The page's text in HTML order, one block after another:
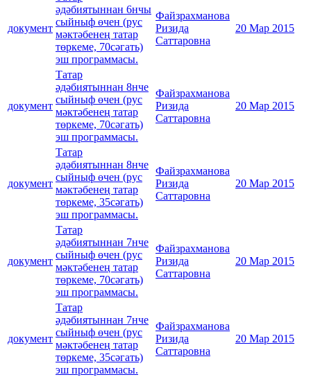
документ
әдәбиятыннан 6нчы
сыйныф өчен (рус
мәктәбенең татар
төркеме, 70сәгать)
эш программасы.
Файзрахманова
Ризида
Саттаровна
20 Мар 2015
документ
Татар
әдәбиятыннан 8нче
сыйныф өчен (рус
мәктәбенең татар
төркеме, 70сәгать)
эш программасы.
Файзрахманова
Ризида
Саттаровна
20 Мар 2015
документ
Татар
әдәбиятыннан 8нче
сыйныф өчен (рус
мәктәбенең татар
төркеме, 35сәгать)
эш программасы.
Файзрахманова
Ризида
Саттаровна
20 Мар 2015
документ
Татар
әдәбиятыннан 7нче
сыйныф өчен (рус
мәктәбенең татар
төркеме, 70сәгать)
эш программасы.
Файзрахманова
Ризида
Саттаровна
20 Мар 2015
документ
Татар
әдәбиятыннан 7нче
сыйныф өчен (рус
мәктәбенең татар
төркеме, 35сәгать)
эш программасы.
Файзрахманова
Ризида
Саттаровна
20 Мар 2015